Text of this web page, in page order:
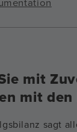
mit
mit
sagt